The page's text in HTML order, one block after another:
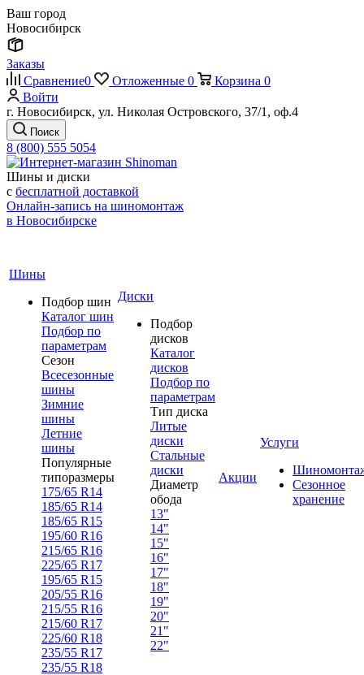
Ваш город
Новосибирск
Заказы
Сравнение0 Отложенные 0 Корзина 0
Войти
г. Новосибирск, ул. Николая Островского, 37/1, оф.4
Поиск
8 (800) 555 5054
Шины и диски
с бесплатной доставкой
Онлайн-запись на шиномонтаж
в Новосибирске
Шины
Подбор шин
Каталог шин
Подбор по
параметрам
Сезон
Всесезонные
шины
Зимние
шины
Летние
шины
Популярные
типоразмеры
175/65 R14
185/65 R14
185/65 R15
195/60 R16
215/65 R16
225/65 R17
195/65 R15
205/55 R16
215/55 R16
215/60 R17
225/60 R18
235/55 R17
235/55 R18
Диски
Подбор
дисков
Каталог
дисков
Подбор по
параметрам
Тип диска
Литые
диски
Стальные
диски
Диаметр
обода
13"
14"
15"
16"
17"
18"
19"
20"
21"
22"
Акции
Услуги
Сезонное
хранение